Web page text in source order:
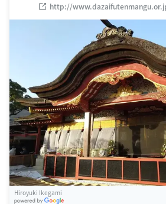
http://
Hiroyuki Ikegami